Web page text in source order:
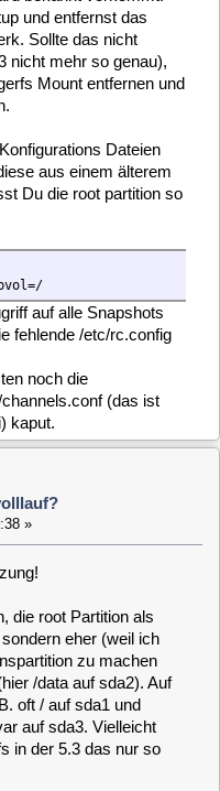
auf sda2). Auf
sda1 und
Vielleicht
das nur so
Nase), dass
schließlich ist
wichtige
Config Datei
der
eine
Erfolg wie
nach (Neu)Start
wieder ins
allerdings
selbst an
mal
- denn das
brachte ja
SSH
mode" zu